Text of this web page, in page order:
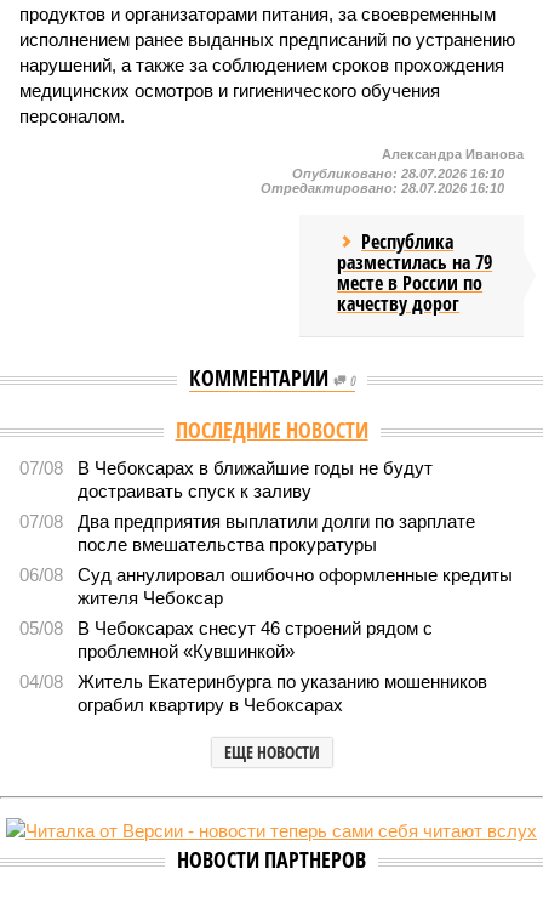
продуктов и организаторами питания, за своевременным
исполнением ранее выданных предписаний по устранению
нарушений, а также за соблюдением сроков прохождения
медицинских осмотров и гигиенического обучения
персоналом.
Александра Иванова
Опубликовано: 28.07.2026 16:10
Отредактировано: 28.07.2026 16:10
Республика
разместилась на 79
месте в России по
качеству дорог
КОММЕНТАРИИ 0
ПОСЛЕДНИЕ НОВОСТИ
07/08
В Чебоксарах в ближайшие годы не будут
достраивать спуск к заливу
07/08
Два предприятия выплатили долги по зарплате
после вмешательства прокуратуры
06/08
Суд аннулировал ошибочно оформленные кредиты
жителя Чебоксар
05/08
В Чебоксарах снесут 46 строений рядом с
проблемной «Кувшинкой»
04/08
Житель Екатеринбурга по указанию мошенников
ограбил квартиру в Чебоксарах
ЕЩЕ НОВОСТИ
НОВОСТИ ПАРТНЕРОВ